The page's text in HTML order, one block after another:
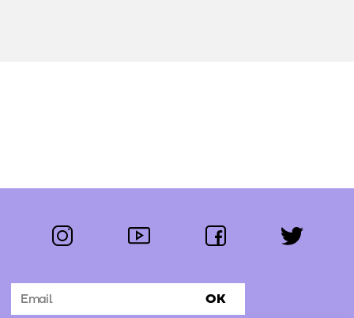
Segue-nos:
instagram youtube facebook twitter
Subscrever Newsletter OK